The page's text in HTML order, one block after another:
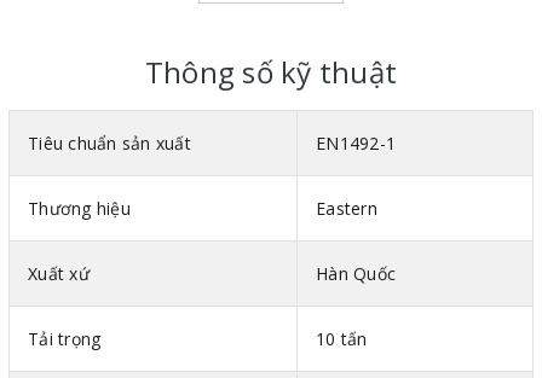
Thông số kỹ thuật
Tiêu chuẩn sản xuất EN1492-1
Thương hiệu Eastern
Xuất xứ Hàn Quốc
Tải trọng 10 tấn